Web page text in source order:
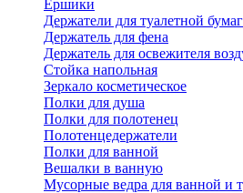
Ершики
Держатели для туалетной
Держатель для фена
Держатель для освежителя
Стойка напольная
Зеркало косметическое
Полки для душа
Полки для полотенец
Полотенцедержатели
Полки для ванной
Вешалки в ванную
Мусорные ведра для ванной и